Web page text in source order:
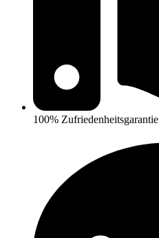
100% Zufriedenheitsgarantie